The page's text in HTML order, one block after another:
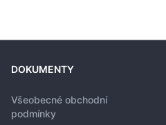
DOKUMENTY
Všeobecné obchodní
podmínky